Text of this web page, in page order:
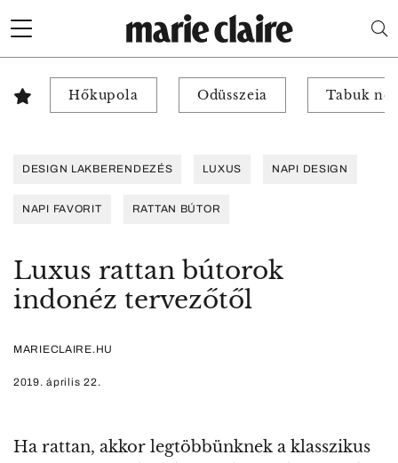
Hőkupola Odüsszeia Tabuk
DESIGN LAKBERENDEZÉS LUXUS NAPI DESIGN
NAPI FAVORIT RATTAN BÚTOR
Luxus rattan bútorok
indonéz tervezőtől
MARIECLAIRE.HU
2019. április 22.
Ha rattan, akkor legtöbbünknek a klasszikus